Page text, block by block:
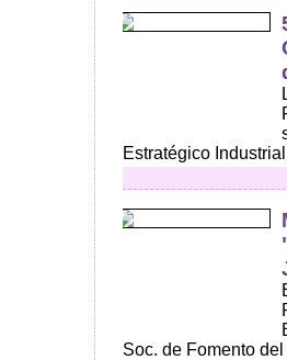
Estratégico
Soc. de Fomento del